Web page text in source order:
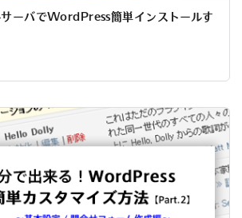
ーバでWordPress簡単インストールす